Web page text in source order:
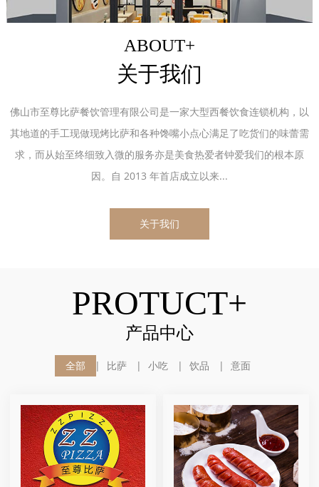
ABOUT+
关于我们
佛山市至尊比萨餐饮管理有限公司是一家大型西餐饮食连锁机构，以
其地道的手工现做现烤比萨和各种馋嘴小点心满足了吃货们的味蕾需
求，而从始至终细致入微的服务亦是美食热爱者钟爱我们的根本原
因。自 2013 年首店成立以来...
关于我们
PROTUCT+
产品中心
全部 比萨 小吃 饮品 意面